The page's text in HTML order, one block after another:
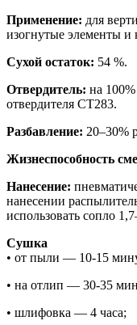
Применение: для
изогнутые элементы
Сухой остаток: 54 %.
Отвердитель: на
отвердителя CT283.
Разбавление: 20–30%
Жизнеспособность
Нанесение:
нанесении
использовать сопло
Сушка
• от пыли — 10-15
• на отлип — 30-35
• шлифовка — 4 часа;